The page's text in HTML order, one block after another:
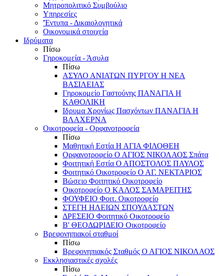
Μητροπολιτικό Συμβούλιο
Υπηρεσίες
'Έντυπα - Δικαιολογητικά
Οικονομικά στοιχεία
Ιδρύματα
Πίσω
Γηροκομεία - Άσυλα
Πίσω
ΑΣΥΛΟ ΑΝΙΑΤΩΝ ΠΥΡΓΟΥ Η ΝΕΑ
ΒΑΣΙΛΕΙΑΣ
Γηροκομείο Γαστούνης ΠΑΝΑΓΙΑ Η
ΚΑΘΟΛΙΚΗ
Ιδρυμα Χρονίως Πασχόντων ΠΑΝΑΓΙΑ Η
ΒΛΑΧΕΡΝΑ
Οικοτροφεία - Ορφανοτροφεία
Πίσω
Μαθητική Εστία Η ΑΓΙΑ ΦΙΛΟΘΕΗ
Ορφανοτροφείο Ο ΑΓΙΟΣ ΝΙΚΟΛΑΟΣ Σπάτα
Φοιτητική Εστία Ο ΑΠΟΣΤΟΛΟΣ ΠΑΥΛΟΣ
Φοιτητικό Οικοτροφείο Ο ΑΓ. ΝΕΚΤΑΡΙΟΣ
Βώσειο Φοιτητικό Οικοτροφείο
Οικοτροφείο Ο ΚΑΛΟΣ ΣΑΜΑΡΕΙΤΗΣ
ΦΟΥΦΕΙΟ Φοιτ. Οικοτροφείο
ΣΤΕΓΗ ΗΛΕΙΩΝ ΣΠΟΥΔΑΣΤΩΝ
ΔΡΕΣΕΙΟ Φοιτητικό Οικοτροφείο
Β' ΘΕΟΔΩΡΙΔΕΙΟ Οικοτροφείο
Βρεφονηπιακοί σταθμοί
Πίσω
Βρεφονηπιακός Σταθμός Ο ΑΓΙΟΣ ΝΙΚΟΛΑΟΣ
Εκκλησιαστικές σχολές
Πίσω